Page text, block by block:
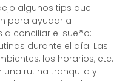
algunos tips que
para ayudar a
a conciliar el sueño:
durante el día. Las
los horarios, etc.
una rutina tranquila y